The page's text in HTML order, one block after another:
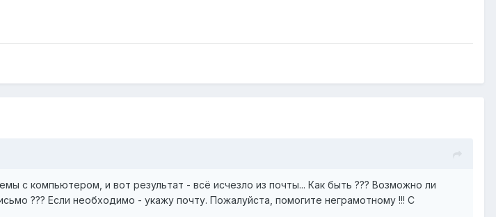
с компьютером, и вот результат - всё исчезло из почты... Как быть ??? Возможно ли
??? Если необходимо - укажу почту. Пожалуйста, помогите неграмотному !!! С